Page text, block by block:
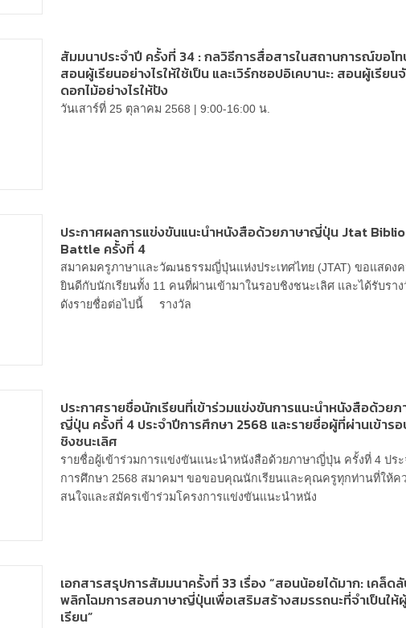
สัมมนาประจำปี ครั้งที่ 34 : กลวิธีการสื่อสารในสถานการณ์ขอโท
สอนผู้เรียนอย่างไรให้ใช้เป็น และเวิร์กชอปอิเคบานะ: สอนผู้เรียน
ดอกไม้อย่างไรให้ปัง
วันเสาร์ที่ 25 ตุลาคม 2568 | 9:00-16:00 น.
ประกาศผลการแข่งขันแนะนำหนังสือด้วยภาษาญี่ปุ่น Jtat Biblio
Battle ครั้งที่ 4
สมาคมครูภาษาและวัฒนธรรมญี่ปุ่นแห่งประเทศไทย (JTAT) ขอแสดง
ยินดีกับนักเรียนทั้ง 11 คนที่ผ่านเข้ามาในรอบชิงชนะเลิศ และได้รับราง
ดังรายชื่อต่อไปนี้ รางวัล
ประกาศรายชื่อนักเรียนที่เข้าร่วมแข่งขันการแนะนำหนังสือด้วยภ
ญี่ปุ่น ครั้งที่ 4 ประจำปีการศึกษา 2568 และรายชื่อผู้ที่ผ่านเข้าร
ชิงชนะเลิศ
รายชื่อผู้เข้าร่วมการแข่งขันแนะนำหนังสือด้วยภาษาญี่ปุ่น ครั้งที่ 4 ประ
การศึกษา 2568 สมาคมฯ ขอขอบคุณนักเรียนและคุณครูทุกท่านที่ให้ค
สนใจและสมัครเข้าร่วมโครงการแข่งขันแนะนำหนัง
เอกสารสรุปการสัมมนาครั้งที่ 33 เรื่อง “สอนน้อยได้มาก: เคล็ด
พลิกโฉมการสอนภาษาญี่ปุ่นเพื่อเสริมสร้างสมรรถนะที่จำเป็นให้
เรียน”